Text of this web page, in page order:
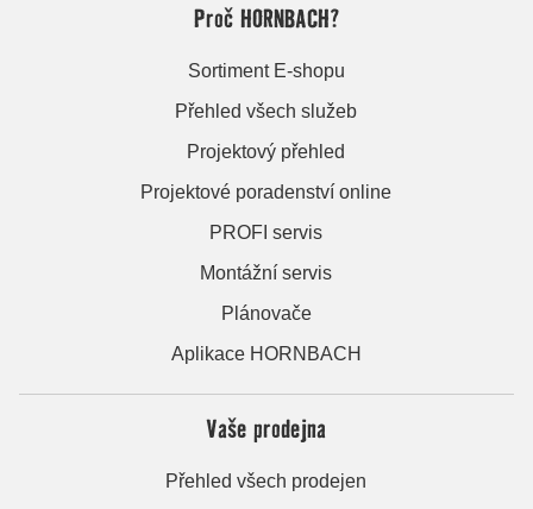
Proč HORNBACH?
Sortiment E-shopu
Přehled všech služeb
Projektový přehled
Projektové poradenství online
PROFI servis
Montážní servis
Plánovače
Aplikace HORNBACH
Vaše prodejna
Přehled všech prodejen